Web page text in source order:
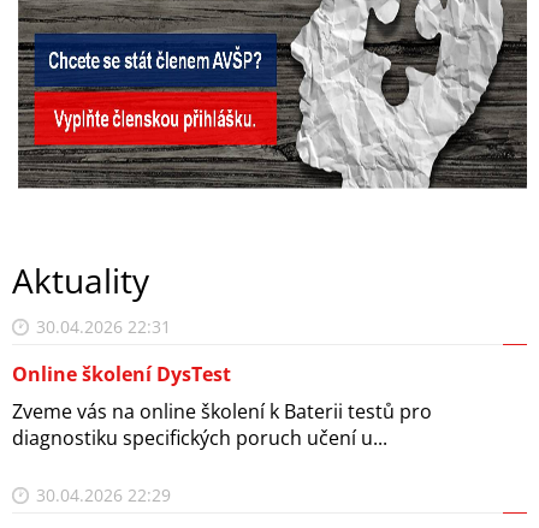
Aktuality
30.04.2026 22:31
Online školení DysTest
Zveme vás na online školení k Baterii testů pro
diagnostiku specifických poruch učení u...
30.04.2026 22:29